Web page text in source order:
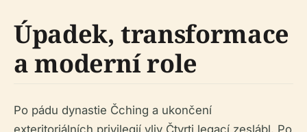
Úpadek, transformace
a moderní role
Po pádu dynastie Čching a ukončení
exteritoriálních privilegií vliv Čtvrti legací zeslábl. Po